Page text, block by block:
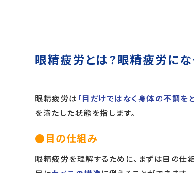
眼精疲労とは？眼精疲労にな
眼精疲労は 「目だけではなく身体の不調を
を満たした状態を指します。
●目の仕組み
眼精疲労を理解するために、まずは目の仕組